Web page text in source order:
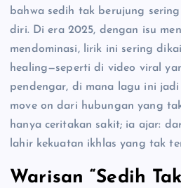
bahwa sedih tak berujung
diri. Di era 2025, dengan isu
mendominasi, lirik ini sering
healing—seperti di video viral
pendengar, di mana lagu ini
move on dari hubungan yang
hanya ceritakan sakit; ia ajar:
lahir kekuatan ikhlas yang tak
Warisan “Sedih